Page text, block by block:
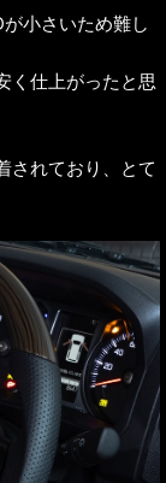
小さいため難し
く仕上がったと思
されており、とて